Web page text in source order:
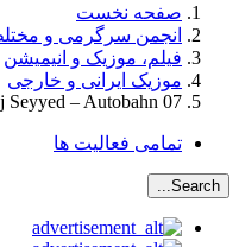
صفحه نخست
انجمن سرگرمی و
فیلم، موزیک و انیمیشن
موزیک ایرانی و خارجی
Seyyed – Autobahn 07
تمامی فعالیت ها
Search...